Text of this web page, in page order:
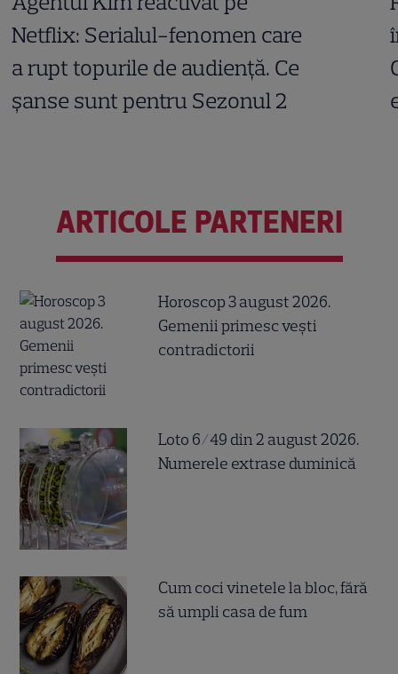
Netflix: Serialul-fenomen care
a rupt topurile de audiență. Ce
șanse sunt pentru Sezonul 2
ARTICOLE PARTENERI
Horoscop 3 august 2026.
Gemenii primesc vești
contradictorii
Loto 6/49 din 2 august 2026.
Numerele extrase duminică
Cum coci vinetele la bloc, fără
să umpli casa de fum